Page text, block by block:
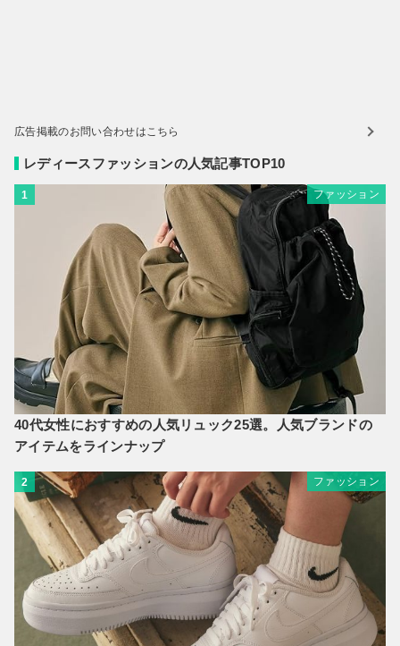
広告掲載のお問い合わせはこちら
レディースファッションの人気記事TOP10
1 ファッション
40代女性におすすめの人気リュック25選。人気ブランドの
アイテムをラインナップ
2 ファッション